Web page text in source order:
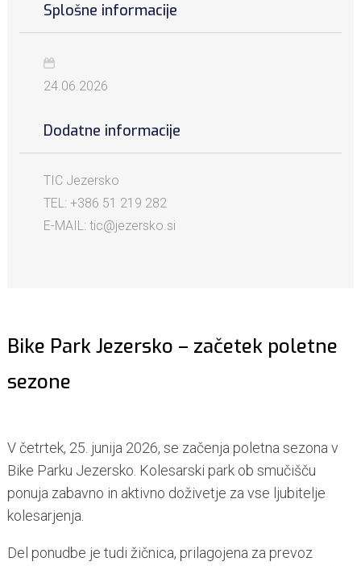
Splošne informacije
24.06.2026
Dodatne informacije
TIC Jezersko
TEL: +386 51 219 282
E-MAIL: tic@jezersko.si
Bike Park Jezersko – začetek poletne
sezone
V četrtek, 25. junija 2026, se začenja poletna sezona v
Bike Parku Jezersko. Kolesarski park ob smučišču
ponuja zabavno in aktivno doživetje za vse ljubitelje
kolesarjenja.
Del ponudbe je tudi žičnica, prilagojena za prevoz